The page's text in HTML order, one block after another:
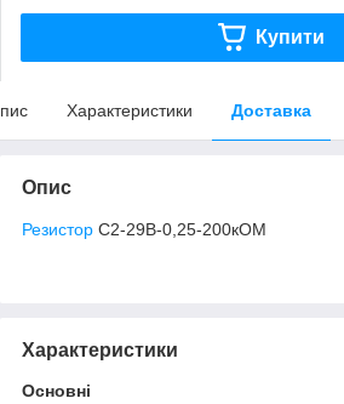
Купити
Характеристики Доставка
Опис
Резистор С2-29В-0,25-200кОМ
Характеристики
Основні